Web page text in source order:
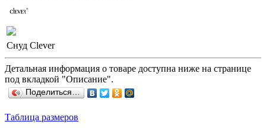
Снуд Clever
Детальная информация о товаре доступна ниже на странице
под вкладкой "Описание".
Поделиться…
Таблица размеров